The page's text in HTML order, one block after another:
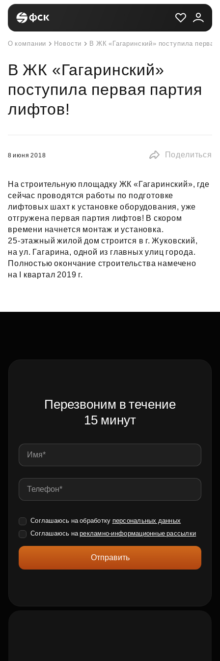
О компании Новости В ЖК «Гагаринский» поступила
В ЖК «Гагаринский»
поступила первая партия
лифтов!
8 июня 2018 Поделиться
На строительную площадку ЖК «Гагаринский», где
сейчас проводятся работы по подготовке
лифтовых шахт к установке оборудования, уже
отгружена первая партия лифтов! В скором
времени начнется монтаж и установка.
25‑этажный жилой дом строится в г. Жуковский,
на ул. Гагарина, одной из главных улиц города.
Полностью окончание строительства намечено
на I квартал 2019 г.
Перезвоним в течение
15 минут
Соглашаюсь на обработку персональных данных
Соглашаюсь нарекламно-информационные рассылки
Отправить